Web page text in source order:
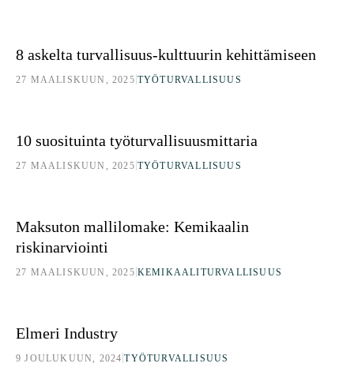
8 askelta turvallisuus-kulttuurin kehittämiseen
27 MAALISKUUN, 2025 TYÖTURVALLISUUS
10 suosituinta työturvallisuusmittaria
27 MAALISKUUN, 2025 TYÖTURVALLISUUS
Maksuton mallilomake: Kemikaalin
riskinarviointi
27 MAALISKUUN, 2025 KEMIKAALITURVALLISUUS
Elmeri Industry
9 JOULUKUUN, 2024 |TYÖTURVALLISUUS